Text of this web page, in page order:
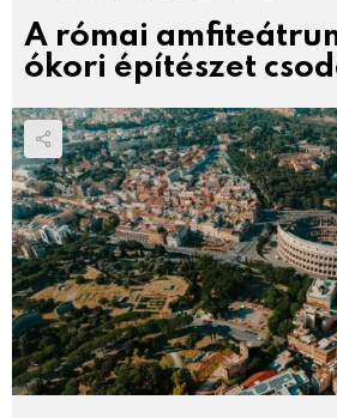
A római
ókori építészet